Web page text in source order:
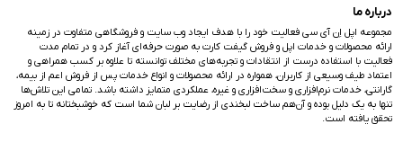
درباره ما
مجموعه اپل اِن آی سی فعالیت خود را با هدف ایجاد وب سایت و فروشگاهی متفاوت در زمینه
ارائه محصولات و خدمات اپل و فروش گیفت کارت به صورت حرفه‌ای آغاز کرد و در تمام مدت
فعالیت با استفاده درست از انتقادات و تجربه‌های مختلف توانسته تا علاوه بر کسب همراهی و
اعتماد طیف وسیعی از کاربران، همواره در ارائه محصولات و انواع خدمات پس از فروش اعم از بیمه،
گارانتی، خدمات نرم‌افزاری و سخت‌افزاری و غیره، عملکردی متمایز داشته باشد. تمامی این تلاش‌ها
تنها به یک دلیل بوده و آن‌هم ساخت لبخندی از رضایت بر لبان شما است که خوشبختانه تا به امروز
تحقق یافته است.